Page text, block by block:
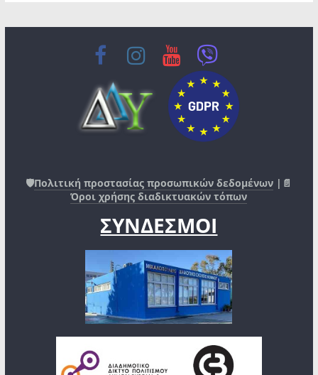
🛡️Πολιτική προστασίας προσωπικών δεδομένων |📄
Όροι χρήσης διαδικτυακών τόπων
ΣΥΝΔΕΣΜΟΙ